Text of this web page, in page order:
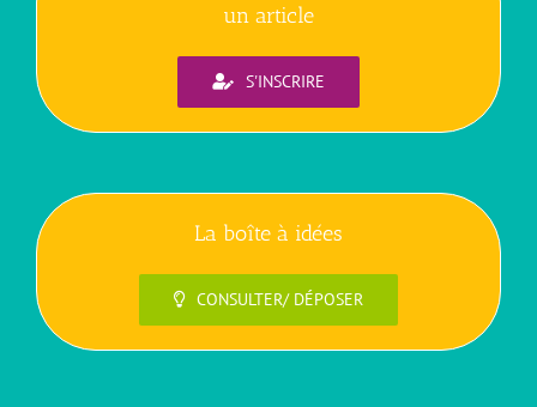
un article
S'INSCRIRE
La boîte à idées
CONSULTER/ DÉPOSER